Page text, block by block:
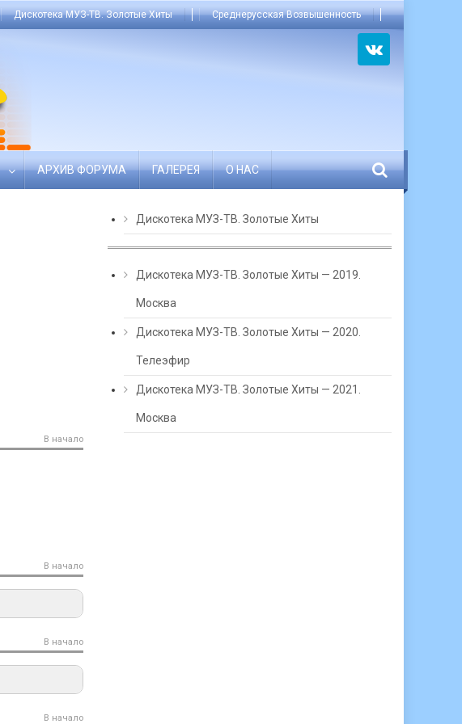
Дискотека МУЗ-ТВ. Золотые Хиты Среднерусская Возвышенность
АРХИВ ФОРУМА ГАЛЕРЕЯ О НАС
В начало
В начало
В начало
В начало
Дискотека МУЗ-ТВ. Золотые Хиты
Дискотека МУЗ-ТВ. Золотые Хиты — 2019.
Москва
Дискотека МУЗ-ТВ. Золотые Хиты — 2020.
Телеэфир
Дискотека МУЗ-ТВ. Золотые Хиты — 2021.
Москва